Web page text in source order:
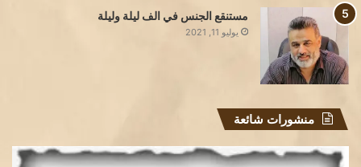
مستنقع الجنس في الف ليلة وليلة
يوليو 11, 2021
منشورات شائعة